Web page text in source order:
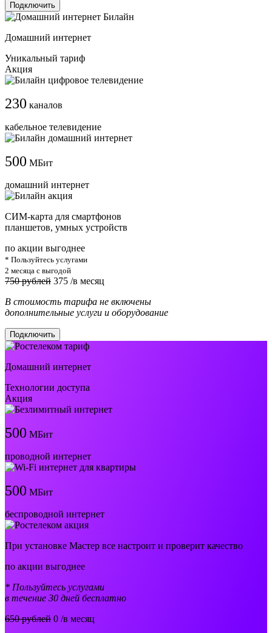
Подключить
Домашний интернет
Уникальный тариф
Акция
230 каналов
кабельное телевидение
500 МБит
домашний интернет
СИМ-карта для смартфонов
планшетов, умных устройств
по акции выгоднее
* Пользуйтесь услугами
2 месяца с выгодой
750 рублей 375 /в месяц
В стоимость тарифа не включены
дополнительные услуги и оборудование
Подключить
Домашний интернет
Технологии доступа
Акция
500 МБит
проводной интернет
500 МБит
беспроводной интернет
При установке Мастер все настроит и проверит качество
по акции выгоднее
* Пользуйтесь услугами
в течение 30 дней бесплатно
650 рублей 0 /в месяц